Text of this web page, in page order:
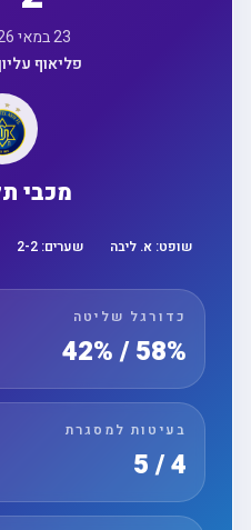
23 במאי 2026, 15:00
פליאוף עליון -
מכבי
שופט:א. ליבה שערים: 2 -2
כדורגל שליטה
58% / 42%
בעיטות למסגרת